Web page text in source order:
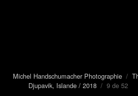
Michel Handschumacher Photographie /
Djupavik, Islande / 2018 / 9 de 52